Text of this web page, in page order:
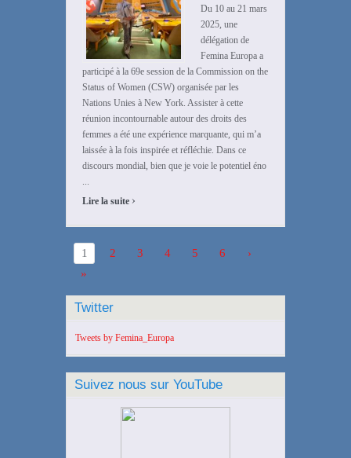
Du 10 au 21 mars
2025, une
délégation de
Femina Europa a
participé à la 69e session de la Commission on the
Status of Women (CSW) organisée par les
Nations Unies à New York. Assister à cette
réunion incontournable autour des droits des
femmes a été une expérience marquante, qui m’a
laissée à la fois inspirée et réfléchie. Dans ce
discours mondial, bien que je voie le potentiel éno
...
Lire la suite ›
1 2 3 4 5 6
›
»
Twitter
Tweets by Femina_Europa
Suivez nous sur YouTube